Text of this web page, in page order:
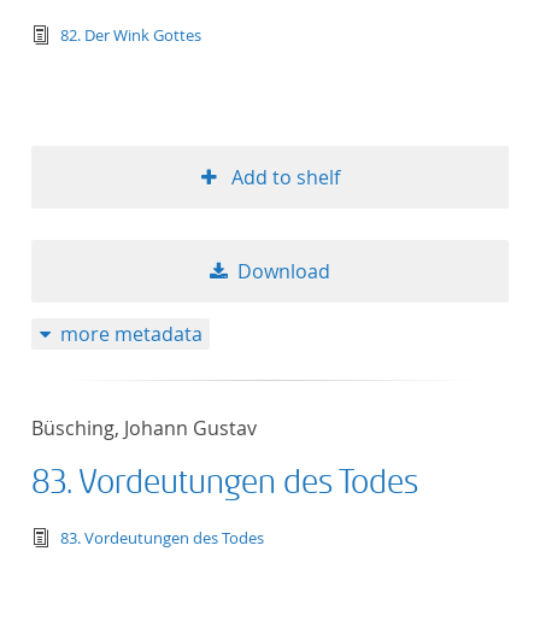
text/tg.edition+tg.aggregation+xml
82. Der Wink Gottes
Add to shelf
Download
more metadata
Büsching, Johann Gustav
83. Vordeutungen des Todes
text/tg.edition+tg.aggregation+xml
83. Vordeutungen des Todes